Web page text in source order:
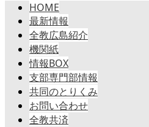
HOME
最新情報
全教広島紹介
機関紙
情報BOX
支部専門部情報
共同のとりくみ
お問い合わせ
全教共済